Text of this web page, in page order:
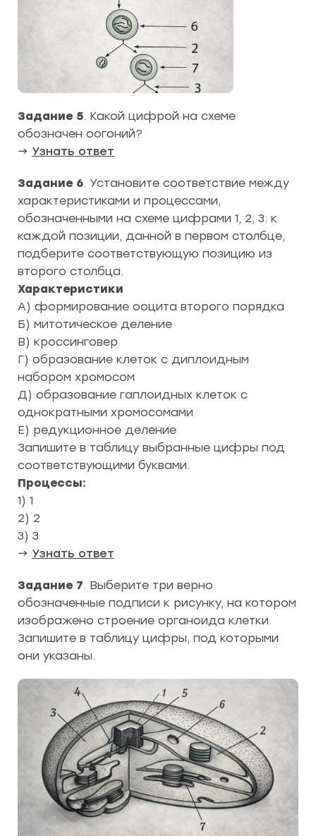
Задание 5. Какой цифрой на схеме
обозначен оогоний?
→ Узнать ответ
Задание 6. Установите соответствие между
характеристиками и процессами,
обозначенными на схеме цифрами 1, 2, 3: к
каждой позиции, данной в первом столбце,
подберите соответствующую позицию из
второго столбца.
Характеристики
А) формирование ооцита второго порядка
Б) митотическое деление
В) кроссинговер
Г) образование клеток с диплоидным
набором хромосом
Д) образование гаплоидных клеток с
однократными хромосомами
Е) редукционное деление
Запишите в таблицу выбранные цифры под
соответствующими буквами.
Процессы:
1) 1
2) 2
3) 3
→ Узнать ответ
Задание 7. Выберите три верно
обозначенные подписи к рисунку, на котором
изображено строение органоида клетки.
Запишите в таблицу цифры, под которыми
они указаны.